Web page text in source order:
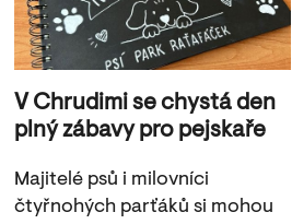
V Chrudimi se chystá den
plný zábavy pro pejskaře
Majitelé psů i milovníci
čtyřnohých parťáků si mohou